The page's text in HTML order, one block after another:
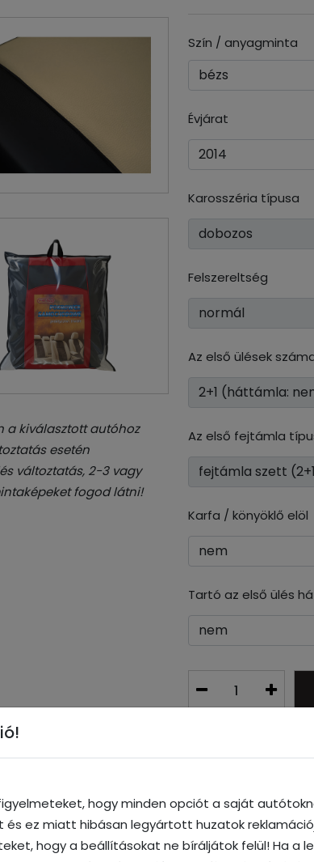
a kiválasztott autóhoz
esetén
változtatás, 2-3 vagy
fogod látni!
Szín / anyagminta
Évjárat
Karosszéria típusa
Felszereltség
Az első ülések
Az első fejtámla
Karfa / könyöklő elöl
Tartó az első ülés
és szabták testre, hogy az ülések gyári
hogy minden opciót a saját
és ez miatt hibásan legyártott huzatok
hogy a beállításokat ne bíráljátok felül! Ha a